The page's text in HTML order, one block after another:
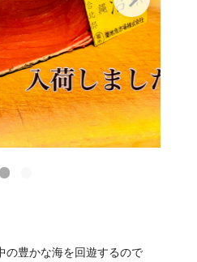
の豊かな海を回遊するので